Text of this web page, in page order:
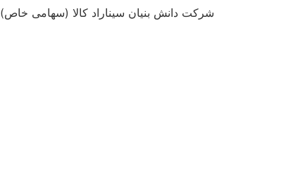
شرکت دانش بنیان سیناراد کالا (سهامی خاص)